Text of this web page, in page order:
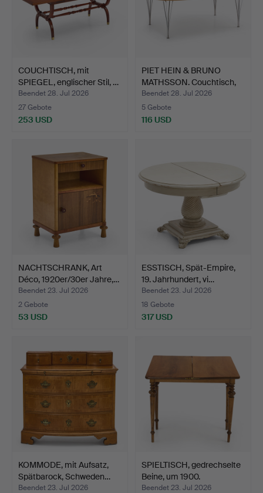
COUCHTISCH, mit
SPIEGEL, englischer Stil, …
Beendet 28. Jul 2026
27 Gebote
253 USD
PIET HEIN & BRUNO
MATHSSON. Couchtisch,
"S…
Beendet 28. Jul 2026
5 Gebote
116 USD
NACHTSCHRANK, Art
Déco, 1920er/30er Jahre,…
Beendet 23. Jul 2026
2 Gebote
53 USD
ESSTISCH, Spät-Empire,
19. Jahrhundert, vi…
Beendet 23. Jul 2026
18 Gebote
317 USD
KOMMODE, mit Aufsatz,
Spätbarock, Schweden…
Beendet 23. Jul 2026
SPIELTISCH, gedrechselte
Beine, um 1900.
Beendet 23. Jul 2026